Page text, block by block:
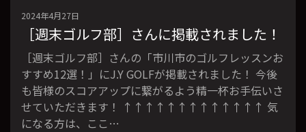
2024年4月27日
［週末ゴルフ部］さんに掲載されました！
［週末ゴルフ部］さんの「市川市のゴルフレッスンお
すすめ12選！」にJ.Y GOLFが掲載されました！ 今後
も皆様のスコアアップに繋がるよう精一杯お手伝いさ
せていただきます！ ↑↑↑↑↑↑↑↑↑↑↑↑↑ 気
になる方は、ここ…